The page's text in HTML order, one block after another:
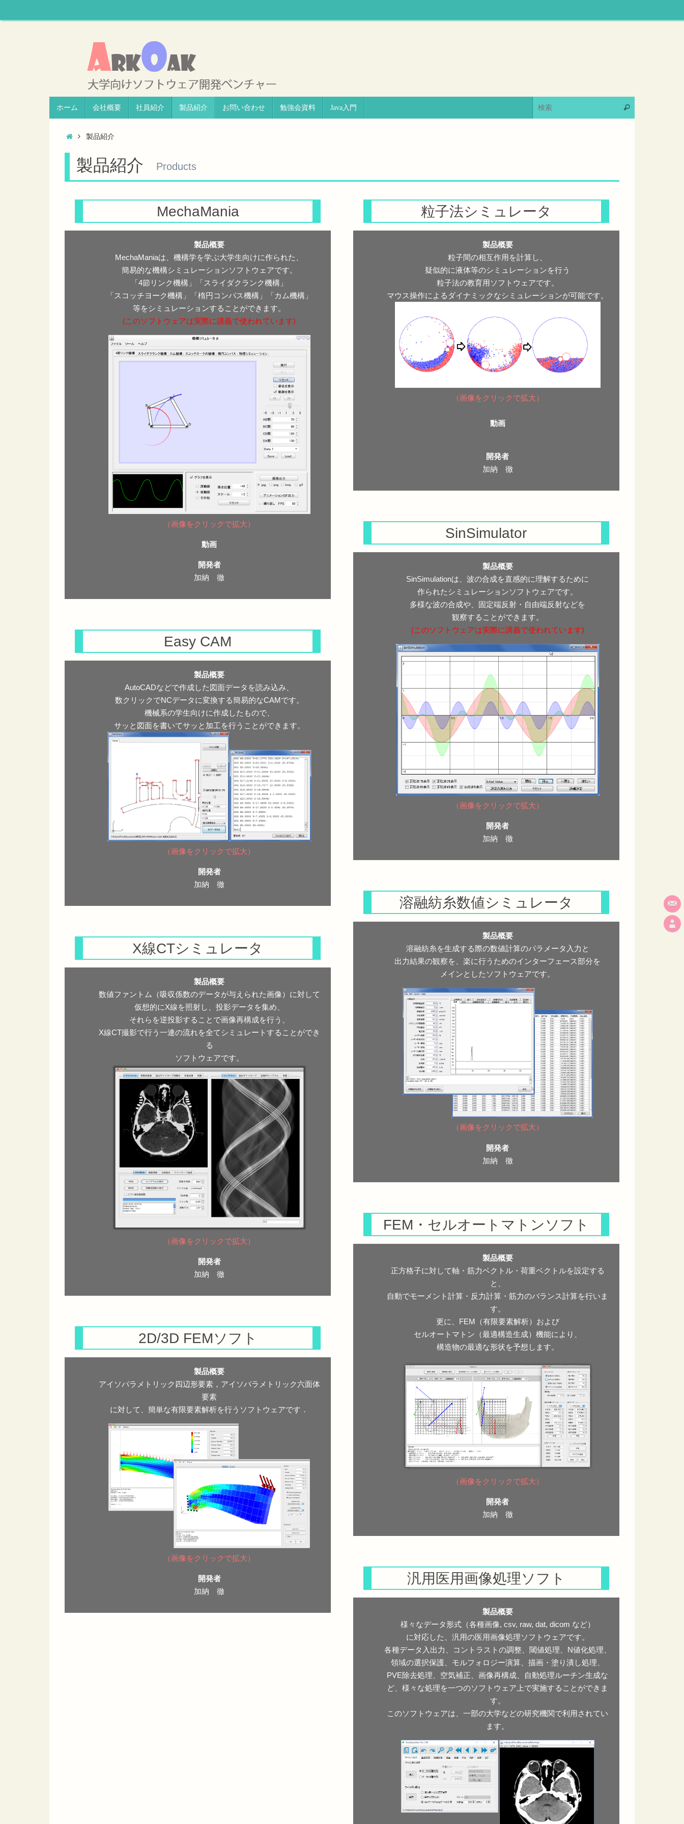
ホーム 会社概要 社員紹介 製品紹介 お問い合わせ 勉強会資料 Java入門
製品紹介
製品紹介 Products
MechaMania
製品概要
MechaManiaは、機構学を学ぶ大学生向けに作られた、
簡易的な機構シミュレーションソフトウェアです。
「4節リンク機構」「スライダクランク機構」
「スコッチヨーク機構」「楕円コンパス機構」「カム機構」
等をシミュレーションすることができます。
(このソフトウェアは実際に講義で使われています)
（画像をクリックで拡大）
動画
開発者
加納 徹
Easy CAM
製品概要
AutoCADなどで作成した図面データを読み込み、
数クリックでNCデータに変換する簡易的なCAMです。
機械系の学生向けに作成したもので、
サッと図面を書いてサッと加工を行うことができます。
（画像をクリックで拡大）
開発者
加納 徹
X線CTシミュレータ
製品概要
数値ファントム（吸収係数のデータが与えられた画像）に対して
仮想的にX線を照射し、投影データを集め、
それらを逆投影することで画像再構成を行う、
X線CT撮影で行う一連の流れを全てシミュレートすることができ
る
ソフトウェアです。
（画像をクリックで拡大）
開発者
加納 徹
2D/3D FEMソフト
製品概要
アイソパラメトリック四辺形要素，アイソパラメトリック六面体
要素
に対して、簡単な有限要素解析を行うソフトウェアです．
（画像をクリックで拡大）
開発者
加納 徹
粒子法シミュレータ
製品概要
粒子間の相互作用を計算し、
疑似的に液体等のシミュレーションを行う
粒子法の教育用ソフトウェアです。
マウス操作によるダイナミックなシミュレーションが可能です。
（画像をクリックで拡大）
動画
開発者
加納 徹
SinSimulator
製品概要
SinSimulationは、波の合成を直感的に理解するために
作られたシミュレーションソフトウェアです。
多様な波の合成や、固定端反射・自由端反射などを
観察することができます。
(このソフトウェアは実際に講義で使われています)
（画像をクリックで拡大）
開発者
加納 徹
溶融紡糸数値シミュレータ
製品概要
溶融紡糸を生成する際の数値計算のパラメータ入力と
出力結果の観察を、楽に行うためのインターフェース部分を
メインとしたソフトウェアです。
（画像をクリックで拡大）
開発者
加納 徹
FEM・セルオートマトンソフト
製品概要
正方格子に対して軸・筋力ベクトル・荷重ベクトルを設定する
と、
自動でモーメント計算・反力計算・筋力のバランス計算を行いま
す。
更に、FEM（有限要素解析）および
セルオートマトン（最適構造生成）機能により、
構造物の最適な形状を予想します。
（画像をクリックで拡大）
開発者
加納 徹
汎用医用画像処理ソフト
製品概要
様々なデータ形式（各種画像, csv, raw, dat, dicom など）
に対応した、汎用の医用画像処理ソフトウェアです。
各種データ入出力、コントラストの調整、閾値処理、N値化処理、
領域の選択保護、モルフォロジー演算、描画・塗り潰し処理、
PVE除去処理、空気補正、画像再構成、自動処理ルーチン生成な
ど、様々な処理を一つのソフトウェア上で実施することができま
す。
このソフトウェアは、一部の大学などの研究機関で利用されてい
ます。